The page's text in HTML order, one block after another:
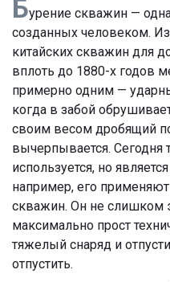
Бурение скважин —
созданных человеком.
китайских скважин для
вплоть до 1880-х годов
примерно одним —
когда в забой
своим весом дробящий
вычерпывается. Сегодня
используется, но
например, его
скважин. Он не слишком
максимально прост
тяжелый снаряд и
отпустить.